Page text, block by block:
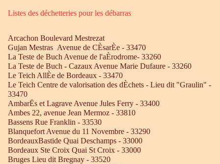
Listes des déchetteries pour les débarras
Arcachon Boulevard Mestrezat
Gujan Mestras Avenue de CÈsarÈe - 33470
La Teste de Buch Avenue de l'aÈrodrome- 33260
La Teste de Buch - Cazaux Avenue Marie Dufaure - 33260
Le Teich AllÈe de Bordeaux - 33470
Le Teich Centre de valorisation des dÈchets - Lieu dit "Graulin" -
33470
AmbarËs et Lagrave Avenue Jules Ferry - 33400
Ambes 22, avenue Jean Mermoz - 33810
Bassens Rue Franklin - 33530
Blanquefort Avenue du 11 Novembre - 33290
BordeauxBastide Quai Deschamps - 33000
Bordeaux Ste Croix Quai St Croix - 33000
Bruges Lieu dit Bregnay - 33520